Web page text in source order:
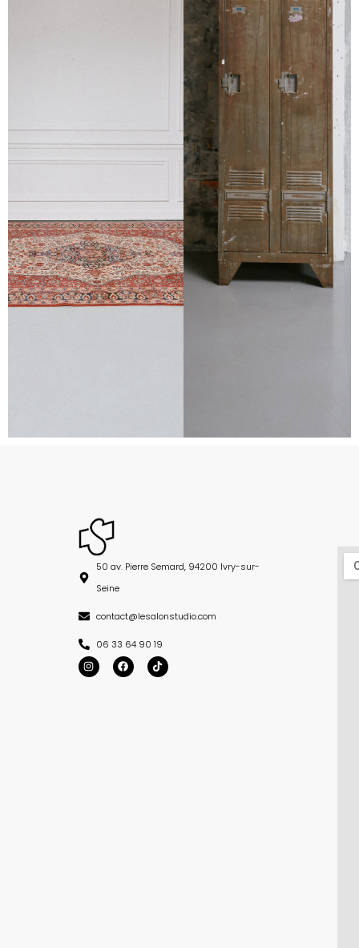
50 av. Pierre Semard, 94200 Ivry-sur-
Seine
contact@lesalonstudio.com
06 33 64 90 19